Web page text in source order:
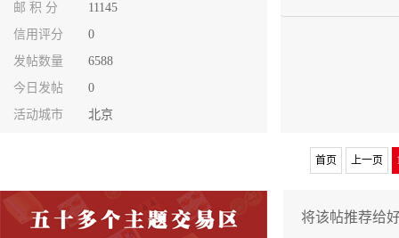
邮 积 分
11145
信用评分
0
发帖数量
6588
今日发帖
0
活动城市
北京
首页 上一页
将该帖推荐给